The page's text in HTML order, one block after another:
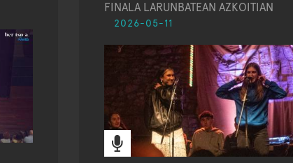
FINALA LARUNBATEAN AZKOITIAN
2026-05-11